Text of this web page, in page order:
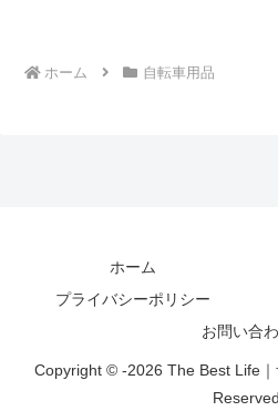
ホーム 自転車用品
ホーム
プライバシーポリシー
お問い合
Copyright © -2026 The Best Life
Reserved.